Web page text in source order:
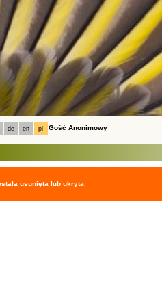
de en pl Gość Anonimowy
usunięta lub ukryta